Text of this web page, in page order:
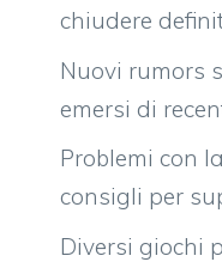
chiudere
Nuovi rumors
emersi di
Problemi con
consigli per
Diversi giochi